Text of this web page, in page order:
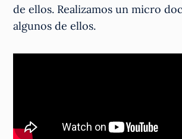
de ellos. Realizamos un micro
algunos de ellos.